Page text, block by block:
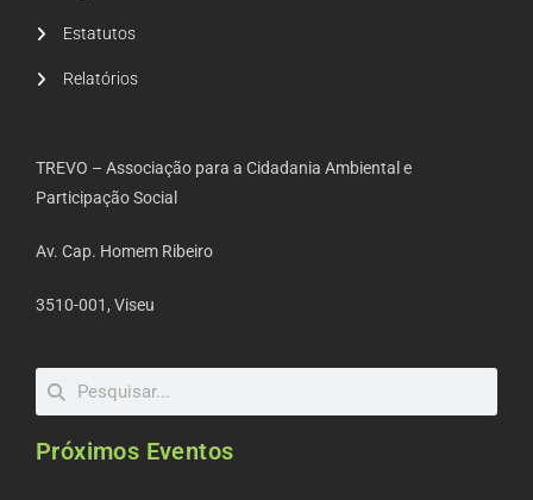
Estatutos
Relatórios
TREVO – Associação para a Cidadania Ambiental e
Participação Social
Av. Cap. Homem Ribeiro
3510-001, Viseu
Próximos Eventos